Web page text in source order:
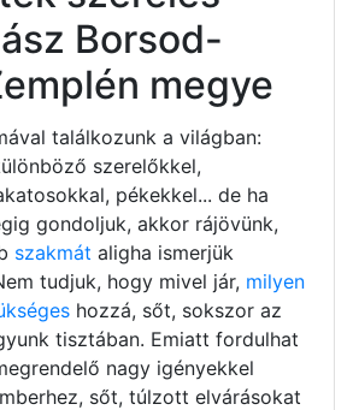
Borsod-
megye
találkozunk a világban:
szerelőkkel,
pékekkel... de ha
gondoljuk, akkor rájövünk,
szakmát aligha ismerjük
tudjuk, hogy mivel jár, milyen
hozzá, sőt, sokszor az
tisztában. Emiatt fordulhat
nagy igényekkel
sőt, túlzott elvárásokat